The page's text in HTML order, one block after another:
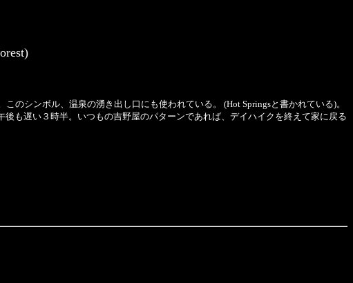
のシンボル、温泉の湧き出し口にも使われている。 (Hot Springsと書かれている)。
後も遅い３時半。いつもの吉野屋のパターンであれば、デイハイクを終えて家に戻る